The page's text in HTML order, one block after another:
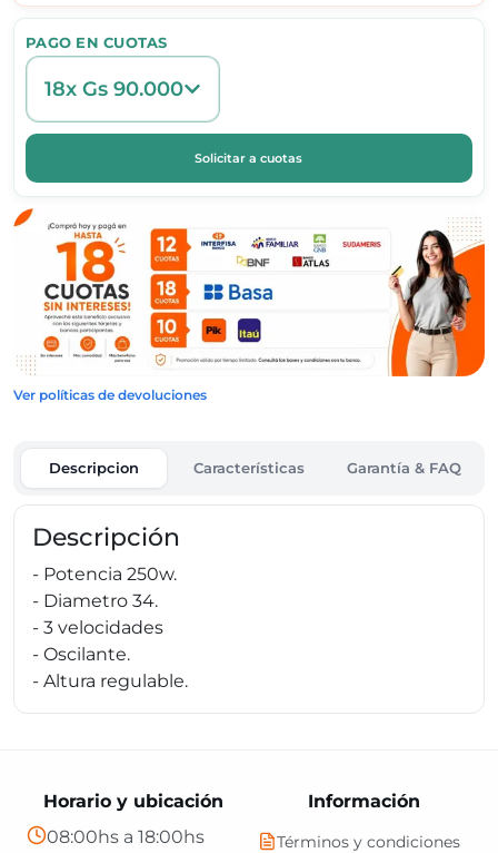
PAGO EN CUOTAS
18x Gs 90.000
Solicitar a cuotas
Ver políticas de devoluciones
Descripcion Características Garantía & FAQ
Descripción
- Potencia 250w.
- Diametro 34.
- 3 velocidades
- Oscilante.
- Altura regulable.
Información
Términos y condiciones
Horario y ubicación
08:00hs a 18:00hs